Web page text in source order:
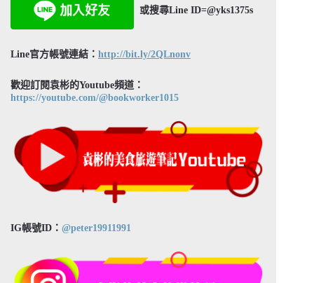
或搜尋Line ID=@yks1375s
Line官方帳號連結： http://bit.ly/2QLnonv
歡迎訂閱袁彬的Youtube頻道：
https://youtube.com/@bookworker1015
IG帳號ID： @peter19911991